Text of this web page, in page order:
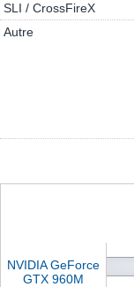
SLI / CrossFireX
Autre
NVIDIA GeForce
GTX 960M